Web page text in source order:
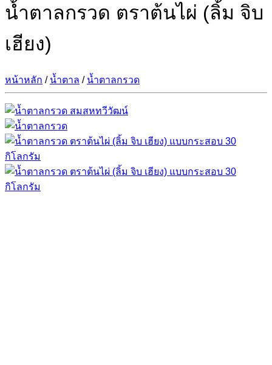
น้ำตาลกรวด ตราต้นไผ่ (ลิ้ม จิบ
เฮียง)
หน้าหลัก / น้ำตาล / น้ำตาลกรวด